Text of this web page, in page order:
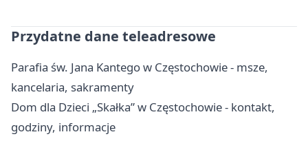
Przydatne dane teleadresowe
Parafia św. Jana Kantego w Częstochowie - msze,
kancelaria, sakramenty
Dom dla Dzieci „Skałka” w Częstochowie - kontakt,
godziny, informacje